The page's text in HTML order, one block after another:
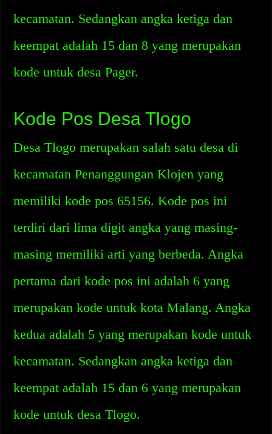
kecamatan. Sedangkan angka ketiga dan
keempat adalah 15 dan 8 yang merupakan
kode untuk desa Pager.
Kode Pos Desa Tlogo
Desa Tlogo merupakan salah satu desa di
kecamatan Penanggungan Klojen yang
memiliki kode pos 65156. Kode pos ini
terdiri dari lima digit angka yang masing-
masing memiliki arti yang berbeda. Angka
pertama dari kode pos ini adalah 6 yang
merupakan kode untuk kota Malang. Angka
kedua adalah 5 yang merupakan kode untuk
kecamatan. Sedangkan angka ketiga dan
keempat adalah 15 dan 6 yang merupakan
kode untuk desa Tlogo.